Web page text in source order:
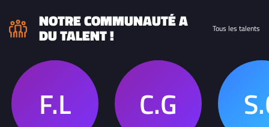
NOTRE COMMUNAUTÉ A
DU TALENT ! Tous les talents